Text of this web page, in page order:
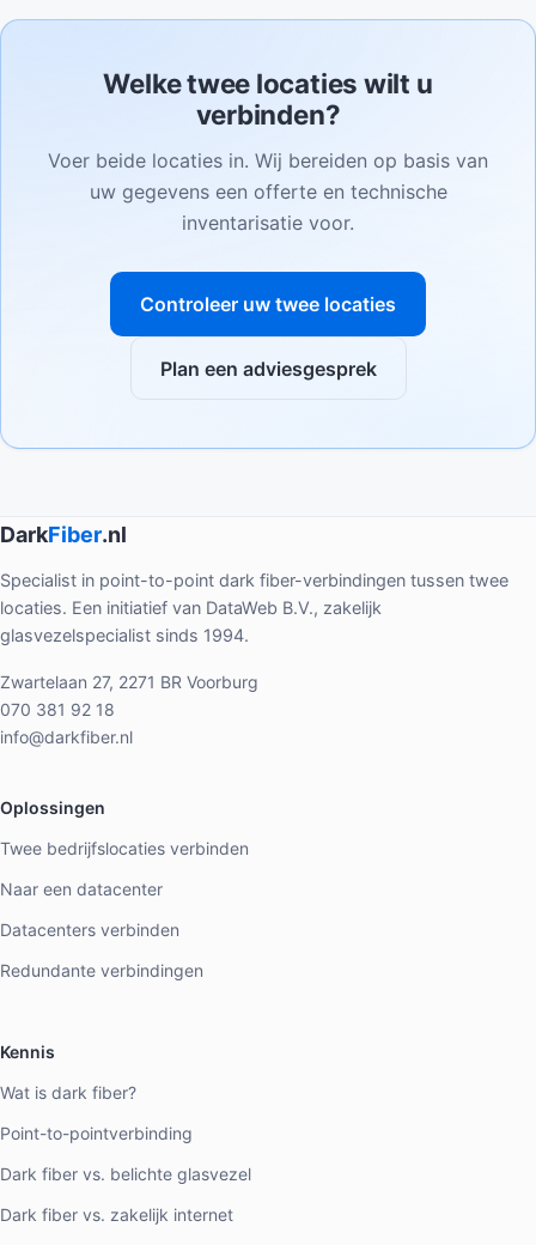
Welke twee locaties wilt u
verbinden?
Voer beide locaties in. Wij bereiden op basis van
uw gegevens een offerte en technische
inventarisatie voor.
Controleer uw twee locaties
Plan een adviesgesprek
DarkFiber.nl
Specialist in point-to-point dark fiber-verbindingen tussen twee
locaties. Een initiatief van DataWeb B.V., zakelijk
glasvezelspecialist sinds 1994.
Zwartelaan 27, 2271 BR Voorburg
070 381 92 18
info@darkfiber.nl
Oplossingen
Twee bedrijfslocaties verbinden
Naar een datacenter
Datacenters verbinden
Redundante verbindingen
Kennis
Wat is dark fiber?
Point-to-pointverbinding
Dark fiber vs. belichte glasvezel
Dark fiber vs. zakelijk internet